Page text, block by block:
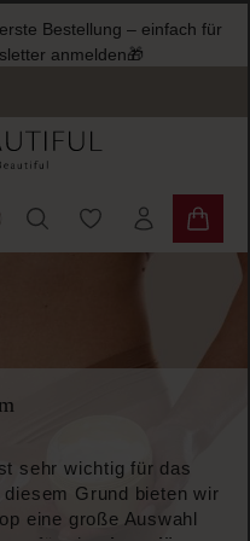
Sichere dir 10 % Rabatt
den Look-
Du hast 0
sehr wichtig für das
Grund bieten wir
eine große Auswahl